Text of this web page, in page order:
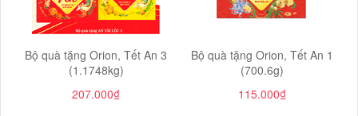
Bộ quà tặng Orion, Tết An 3
(1.1748kg)
207.000₫
Bộ quà tặng Orion, Tết An 1
(700.6g)
115.000₫